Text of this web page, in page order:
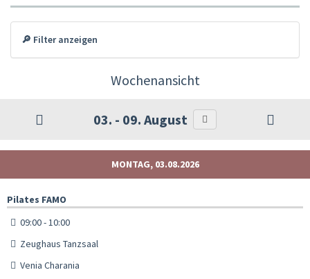
🔎 Filter anzeigen
Wochenansicht
03. - 09. August
MONTAG, 03.08.2026
Pilates FAMO
09:00 - 10:00
Zeughaus Tanzsaal
Venia Charania